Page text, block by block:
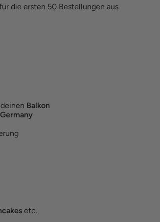
die ersten 50 Bestellungen aus
Balkon
etc.